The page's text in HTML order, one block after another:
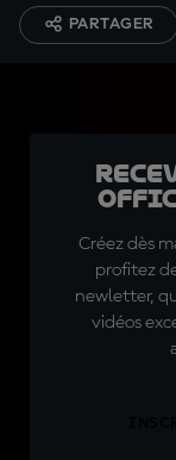
PARTAGER
Créez dès
profitez
newletter,
vidéos